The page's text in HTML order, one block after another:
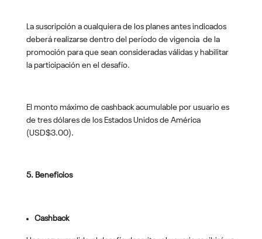
La suscripción a cualquiera de los planes antes indicados
deberá realizarse dentro del período de vigencia de la
promoción para que sean consideradas válidas y habilitar
la participación en el desafío.
El monto máximo de cashback acumulable por usuario es
de tres dólares de los Estados Unidos de América
(USD$3.00).
5. Beneficios
Cashback